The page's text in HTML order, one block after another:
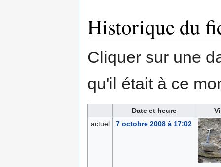
Historique du
Cliquer sur une
qu'il était à ce
Date et heure
actuel
7 octobre 2008 à 17:02